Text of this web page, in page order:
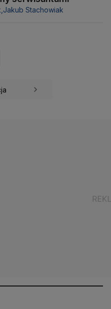
Jakub Stachowiak